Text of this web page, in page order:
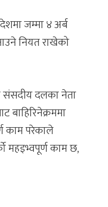
जम्मा ४ अर्ब
नियत राखेको
संसदीय दलका नेता
बाहिरिनेक्रममा
काम परेकाले
महइभ्वपूर्ण काम छ,